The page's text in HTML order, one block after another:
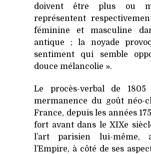
doivent être plus ou
représentent
féminine et masculine
antique ; la noyade
sentiment qui semble
douce mélancolie ».
Le procès-verbal de
mermanence du goût néo-
France, depuis les années
fort avant dans le XIXe
l’art parisien lui-même,
l’Empire, à côté de ses